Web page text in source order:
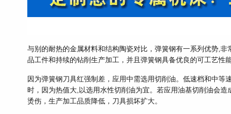
与别的耐热的金属材料和结构陶瓷对比，弹簧钢有一系列优势,
品工件和持续的钻削生产加工，并且弹簧钢具备优良的可工艺性
因为弹簧钢刀具红强制差，应用中需选用切削油。低速档和中等
时，因为热值大,以选用水性切削油为宜。若应用油基切削油会
烫伤，生产加工品质降低，刀具损坏扩大。